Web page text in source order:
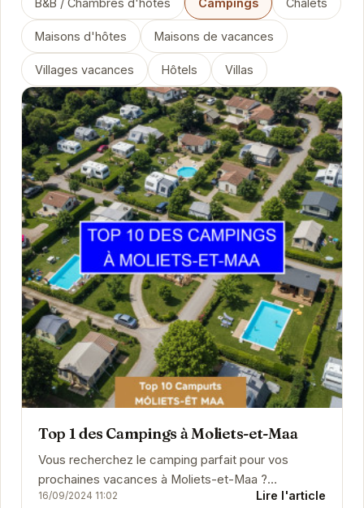
B&B / Chambres d'hôtes Campings Chalets
Maisons d'hôtes Maisons de vacances
Villages vacances Hôtels Villas
Top 1 des Campings à Moliets-et-Maa
Vous recherchez le camping parfait pour vos
prochaines vacances à Moliets-et-Maa ?
Découvrez notre sélection des meilleurs campings
16/09/2024 11:02 Lire l'article